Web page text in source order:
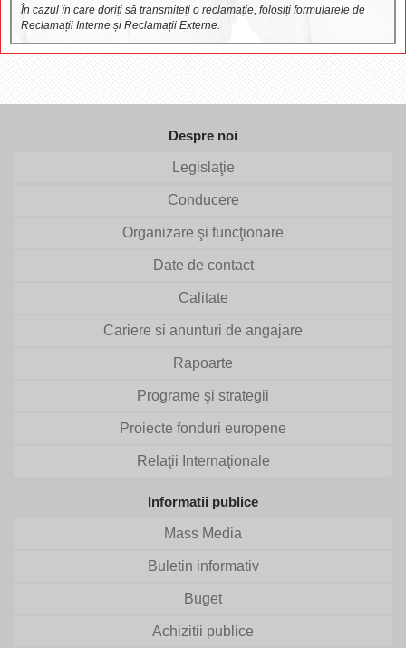
În cazul în care doriți să transmiteți o reclamație, folosiți formularele de
Reclamații Interne și Reclamații Externe.
Despre noi
Legislaţie
Conducere
Organizare şi funcţionare
Date de contact
Calitate
Cariere si anunturi de angajare
Rapoarte
Programe şi strategii
Proiecte fonduri europene
Relaţii Internaţionale
Informatii publice
Mass Media
Buletin informativ
Buget
Achizitii publice